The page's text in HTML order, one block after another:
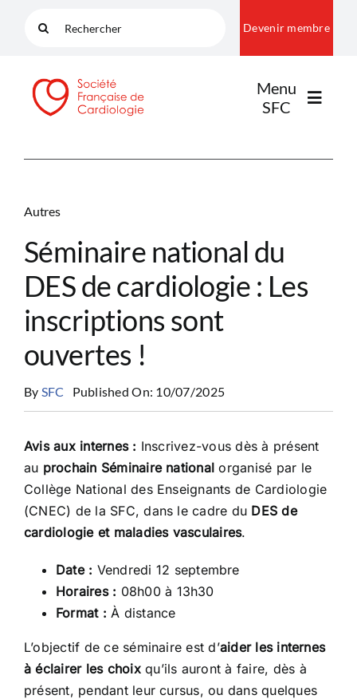
Rechercher: Devenir membre
Menu
SFC
PUBLICATIONS
CONGRÈS
PRIX ET BOURSES
Autres
Séminaire national du
DES de cardiologie : Les
inscriptions sont
ouvertes !
By SFC Published On: 10/07/2025
Avis aux internes : Inscrivez-vous dès à présent
au prochain Séminaire national organisé par le
Collège National des Enseignants de Cardiologie
(CNEC) de la SFC, dans le cadre du DES de
cardiologie et maladies vasculaires.
Date : Vendredi 12 septembre
Horaires : 08h00 à 13h30
Format : À distance
L’objectif de ce séminaire est d’aider les internes
à éclairer les choixqu’ils auront à faire, dès à
présent, pendant leur cursus, ou dans quelques